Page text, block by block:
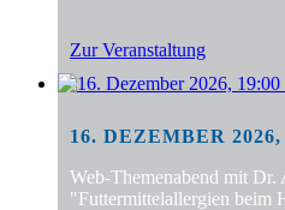
Zur Veranstaltung
16. DEZEMBER
Web-Themenabend mit
"Futtermittelallergien beim